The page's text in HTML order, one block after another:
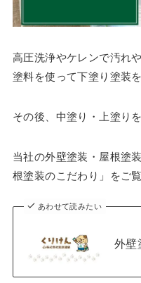
高圧洗浄やケレンで汚れ
塗料を使って下塗り塗装
その後、中塗り・上塗り
当社の外壁塗装・屋根塗
根塗装のこだわり」をご
あわせて読みたい
外壁